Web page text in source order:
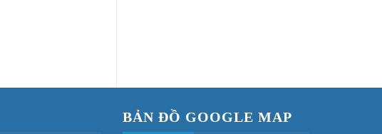
BẢN ĐỒ GOOGLE MAP